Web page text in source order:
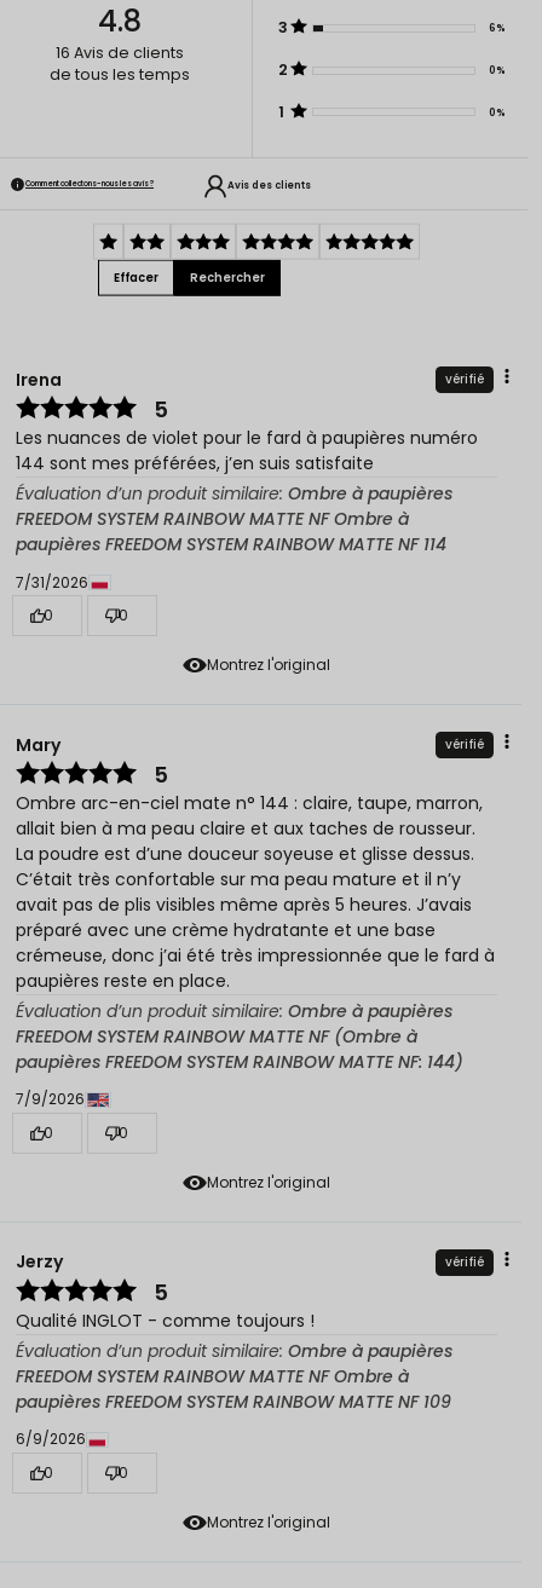
4.8
16 Avis de clients
de tous les temps
3 6%
2 0%
1 0%
Comment collectons-nous les avis ? Avis des clients
Effacer Rechercher
Montrez l'original
Irena vérifié
5
Les nuances de violet pour le fard à paupières numéro
144 sont mes préférées, j’en suis satisfaite
Évaluation d’un produit similaire: Ombre à paupières
FREEDOM SYSTEM RAINBOW MATTE NF Ombre à
paupières FREEDOM SYSTEM RAINBOW MATTE NF 114
7/31/2026
0
0
Montrez l'original
Mary vérifié
5
Ombre arc-en-ciel mate n° 144 : claire, taupe, marron,
allait bien à ma peau claire et aux taches de rousseur.
La poudre est d’une douceur soyeuse et glisse dessus.
C’était très confortable sur ma peau mature et il n’y
avait pas de plis visibles même après 5 heures. J’avais
préparé avec une crème hydratante et une base
crémeuse, donc j’ai été très impressionnée que le fard à
paupières reste en place.
Évaluation d’un produit similaire: Ombre à paupières
FREEDOM SYSTEM RAINBOW MATTE NF (Ombre à
paupières FREEDOM SYSTEM RAINBOW MATTE NF: 144)
7/9/2026
0
0
Montrez l'original
Jerzy vérifié
5
Qualité INGLOT - comme toujours !
Évaluation d’un produit similaire: Ombre à paupières
FREEDOM SYSTEM RAINBOW MATTE NF Ombre à
paupières FREEDOM SYSTEM RAINBOW MATTE NF 109
6/9/2026
0
0